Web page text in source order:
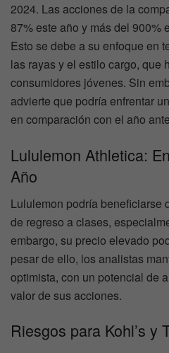
2024. Las acciones de la
87% este año y más del 900%
Esto se debe a su enfoque en
las rayas y el estilo cargo, que
consumidores jóvenes. Sin
advierte que podría enfrentar
en comparación con el año
Lululemon Athletica:
Año
Lululemon podría beneficiarse
de regreso a clases,
embargo, su precio elevado
pesar de ello, los analistas
optimista, con un potencial de
valor de sus acciones.
Riesgos para Kohl’s y